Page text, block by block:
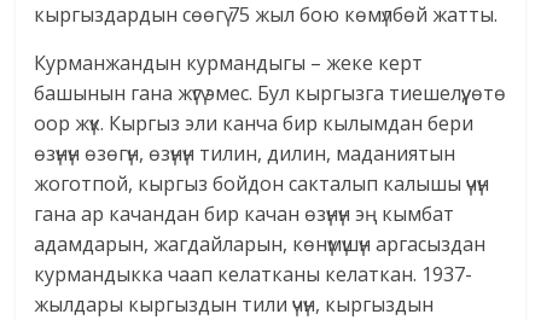
кыргыздардын сөөгү 75 жыл бою көмүлбөй жатты.
Курманжандын курмандыгы – жеке керт
башынын гана жүгү эмес. Бул кыргызга тиешелүү, өтө
оор жүк. Кыргыз эли канча бир кылымдан бери
өзүнүн өзөгүн, өзүнүн тилин, дилин, маданиятын
жоготпой, кыргыз бойдон сакталып калышы үчүн
гана ар качандан бир качан өзүнүн эң кымбат
адамдарын, жагдайларын, көнүмүшүн аргасыздан
курмандыкка чаап келатканы келаткан. 1937-
жылдары кыргыздын тили үчүн, кыргыздын